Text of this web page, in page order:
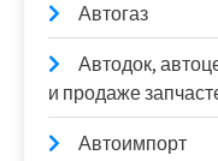
Автогаз
Автодок,
и продаже
Автоимпорт